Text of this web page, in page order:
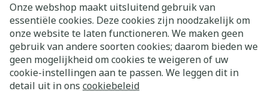
Onze webshop maakt uitsluitend gebruik van
essentiële cookies. Deze cookies zijn noodzakelijk om
onze website te laten functioneren. We maken geen
gebruik van andere soorten cookies; daarom bieden we
geen mogelijkheid om cookies te weigeren of uw
cookie-instellingen aan te passen. We leggen dit in
detail uit in ons cookiebeleid
Juridische links